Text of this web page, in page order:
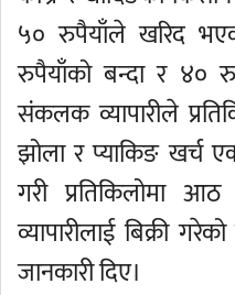
५० रुपैयाँले खरिद
रुपैयाँको बन्दा र ४०
संकलक व्यापारीले
झोला र प्याकिङ खर्च
गरी प्रतिकिलोमा
व्यापारीलाई बिक्री
जानकारी दिए।